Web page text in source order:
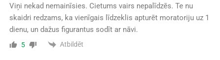
Viņi nekad nemainīsies. Cietums vairs nepalīdzēs. Te nu
skaidri redzams, ka vienīgais līdzeklis apturēt moratoriju uz 1
dienu, un dažus figurantus sodīt ar nāvi.
5 Atbildēt